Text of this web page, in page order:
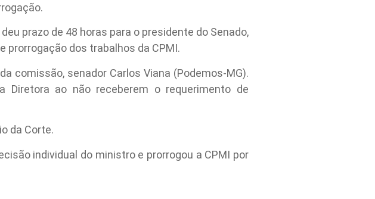
prazo de 48 horas para o presidente do Senado,
prorrogação dos trabalhos da CPMI.
comissão, senador Carlos Viana (Podemos-MG).
Diretora ao não receberem o requerimento de
da Corte.
individual do ministro e prorrogou a CPMI por